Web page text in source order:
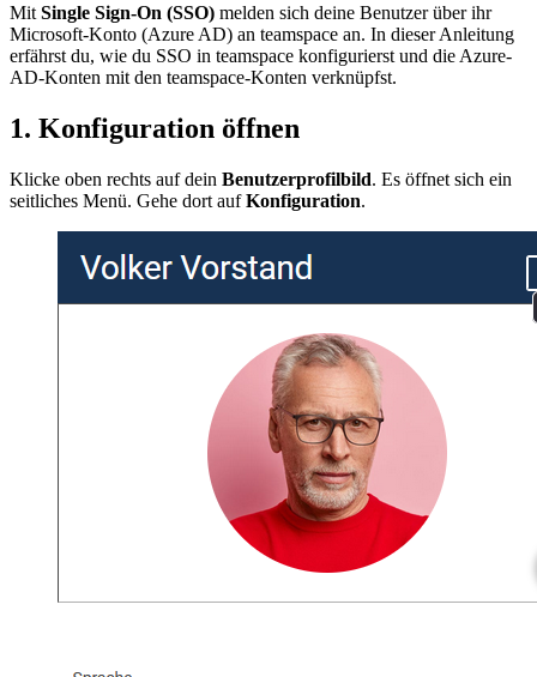
Mit Single Sign-On (SSO) melden sich deine Benutzer über ihr
Microsoft-Konto (Azure AD) an teamspace an. In dieser Anleitung
erfährst du, wie du SSO in teamspace konfigurierst und die Azure-
AD-Konten mit den teamspace-Konten verknüpfst.
1. Konfiguration öffnen
Klicke oben rechts auf dein Benutzerprofilbild. Es öffnet sich ein
seitliches Menü. Gehe dort aufKonfiguration.